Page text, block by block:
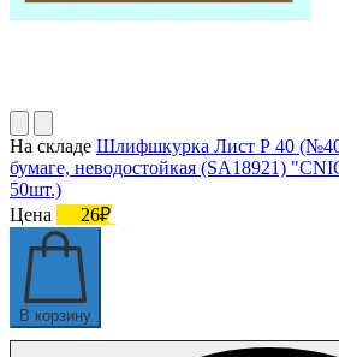
На складе Шлифшкурка Лист Р 40
бумаге, неводостойкая (SA18921)
50шт.)
Цена
26₽
В корзину